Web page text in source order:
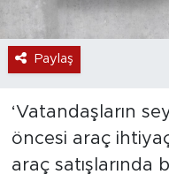
Paylaş
‘Vatandaşların
öncesi araç
araç satışlarında